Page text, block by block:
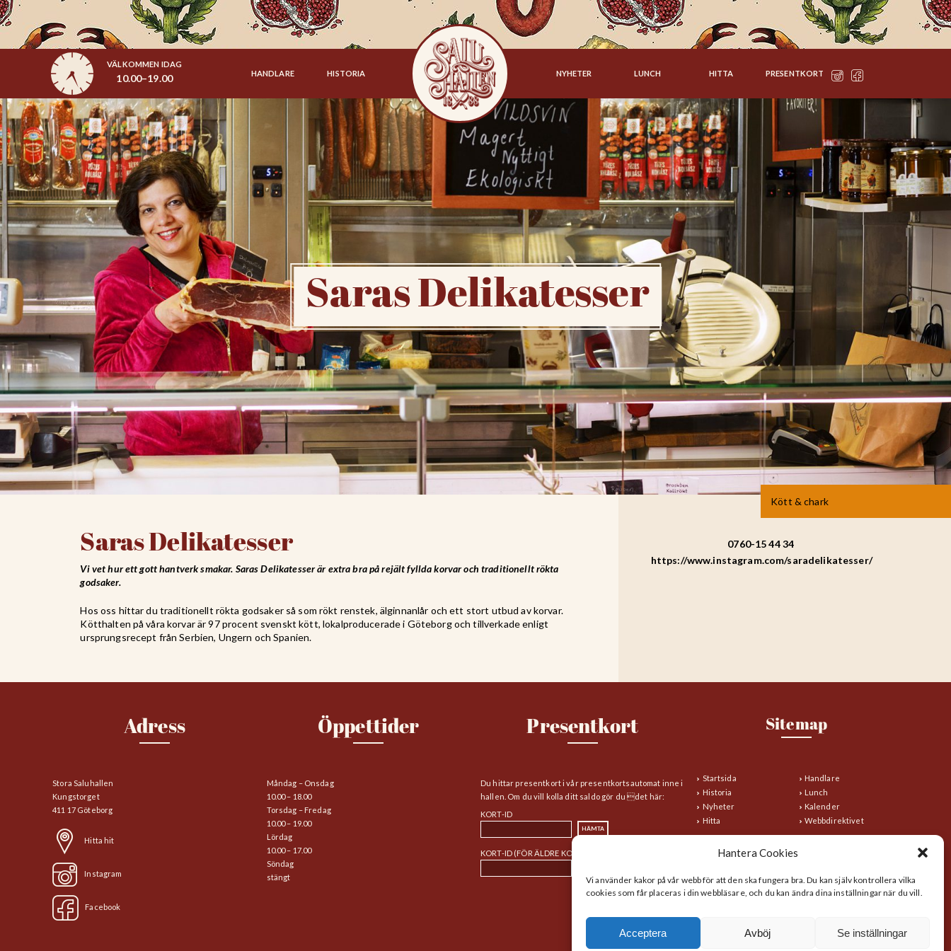
Hantera Cookies
Vi använder kakor på vår webb för att den ska fungera bra. Du kan själv kontrollera vilka
cookies som får placeras i din webbläsare, och du kan ändra dina inställningar när du vill.
Acceptera Avböj Se inställningar
VÄLKOMMEN IDAG
10.00–19.00 HANDLARE HISTORIA NYHETER LUNCH HITTA PRESENTKORT
Saras Delikatesser
Saras Delikatesser
Vi vet hur ett gott hantverk smakar. Saras Delikatesser är extra bra på rejält fyllda korvar och traditionellt rökta
godsaker.
Hos oss hittar du traditionellt rökta godsaker så som rökt renstek, älginnanlår och ett stort utbud av korvar.
Kötthalten på våra korvar är 97 procent svenskt kött, lokalproducerade i Göteborg och tillverkade enligt
ursprungsrecept från Serbien, Ungern och Spanien.
Kött & chark
0760-15 44 34
https://www.instagram.com/saradelikatesser/
Adress
Stora Saluhallen
Kungstorget
411 17 Göteborg
Hitta hit
Instagram
Facebook
Öppettider
Måndag – Onsdag
10.00 – 18.00
Torsdag – Fredag
10.00 – 19.00
Lördag
10.00 – 17.00
Söndag
stängt
Presentkort
Du hittar presentkort i vår presentkortsautomat inne i
hallen. Om du vill kolla ditt saldo gör du det här:
KORT-ID
KORT-ID (FÖR ÄLDRE KORT)
Sitemap
Startsida
Handlare
Historia
Lunch
Nyheter
Kalender
Hitta
Webbdirektivet